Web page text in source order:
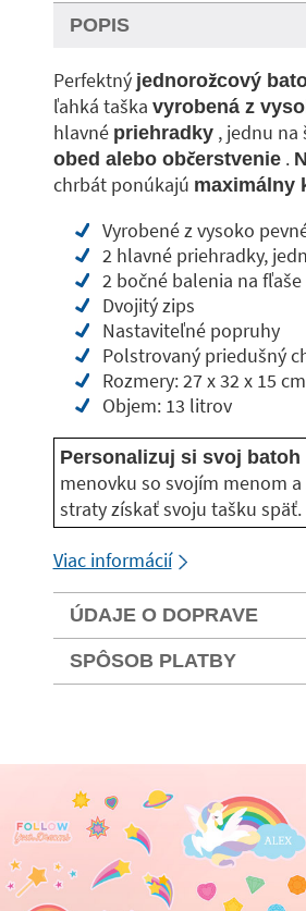
POPIS
Perfektný jednorožcový
ľahká taška vyrobená z
hlavné priehradky, jednu na
obed alebo občerstvenie.
chrbát ponúkajú maximálny
Vyrobené z vysoko
2 hlavné priehradky,
2 bočné balenia na
Dvojitý zips
Nastaviteľné popruhy
Polstrovaný priedušný
Rozmery: 27 x 32 x 15 cm
Objem: 13 litrov
Personalizuj si svoj
menovku so svojím menom a
straty získať svoju tašku späť.
Viac informácií
ÚDAJE O DOPRAVE
SPÔSOB PLATBY